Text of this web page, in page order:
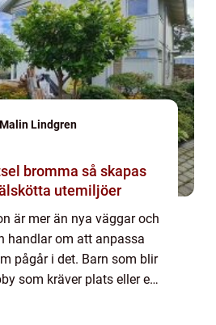
Malin Lindgren
så skapas
utemiljöer
är mer än nya väggar och
handlar om att anpassa
pågår i det. Barn som blir
som kräver plats eller ett